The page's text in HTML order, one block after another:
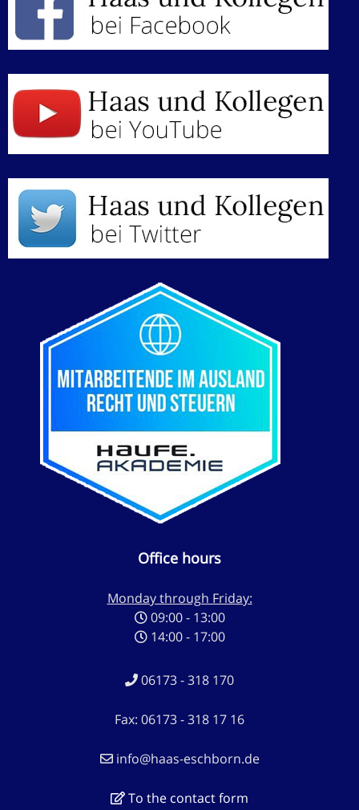
Office hours
Monday through Friday:
09:00 - 13:00
14:00 - 17:00
06173 - 318 170
Fax: 06173 - 318 17 16
info@haas-eschborn.de
To the contact form